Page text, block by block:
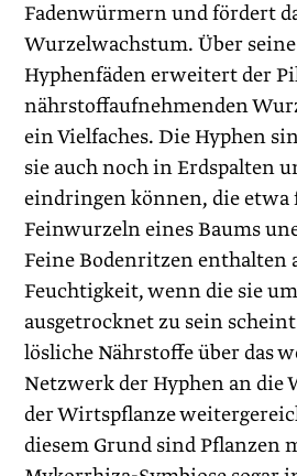
Fadenwürmern und fördert
Wurzelwachstum. Über
Hyphenfäden erweitert der
nährstoffaufnehmenden
ein Vielfaches. Die Hyphen
sie auch noch in Erdspalten
eindringen können, die etwa
Feinwurzeln eines Baums
Feine Bodenritzen enthalten
Feuchtigkeit, wenn die sie
ausgetrocknet zu sein
lösliche Nährstoffe über das
Netzwerk der Hyphen an die
der Wirtspflanze
diesem Grund sind Pflanzen